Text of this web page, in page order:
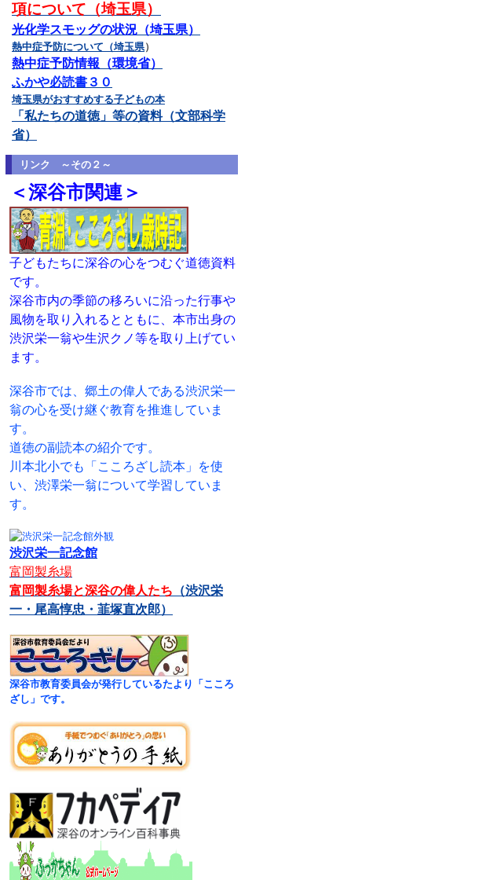
項について（埼玉県）
光化学スモッグの状況（埼玉県）
熱中症予防について（埼玉県）
熱中症予防情報（環境省）
ふかや必読書３０
埼玉県がおすすめする子どもの本
「私たちの道徳」等の資料（文部科学
省）
リンク ～その２～
＜深谷市関連＞
子どもたちに深谷の心をつむぐ道徳資料
です。
深谷市内の季節の移ろいに沿った行事や
風物を取り入れるとともに、本市出身の
渋沢栄一翁や生沢クノ等を取り上げてい
ます。
深谷市では、郷土の偉人である渋沢栄一
翁の心を受け継ぐ教育を推進していま
す。
道徳の副読本の紹介です。
川本北小でも「こころざし読本」を使
い、渋澤栄一翁について学習していま
す。
渋沢栄一記念館
富岡製糸場
富岡製糸場と深谷の偉人たち （渋沢栄
一・尾高惇忠・韮塚直次郎）
深谷市教育委員会が発行しているたより「こころ
ざし」です。